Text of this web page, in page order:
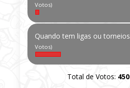
Votos)
Quando tem ligas ou torneios
Votos)
Total de Votos: 450